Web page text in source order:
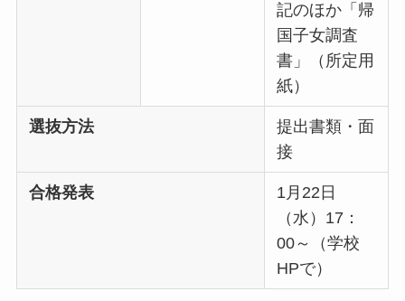
記のほか「帰
国子女調査
書」（所定用
紙）
選抜方法
提出書類・面
接
合格発表
1月22日
（水）17：
00～（学校
HPで）